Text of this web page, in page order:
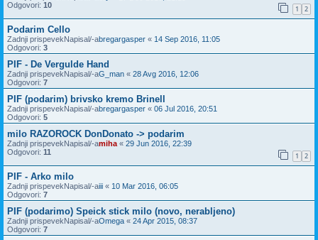
Odgovori: 10 1 2
Podarim Cello
Zadnji prispevekNapisal/-abregargasper « 14 Sep 2016, 11:05
Odgovori: 3
PIF - De Vergulde Hand
Zadnji prispevekNapisal/-aG_man « 28 Avg 2016, 12:06
Odgovori: 7
PIF (podarim) brivsko kremo Brinell
Zadnji prispevekNapisal/-abregargasper « 06 Jul 2016, 20:51
Odgovori: 5
milo RAZOROCK DonDonato -> podarim
Zadnji prispevekNapisal/-amiha « 29 Jun 2016, 22:39
Odgovori: 11 1 2
PIF - Arko milo
Zadnji prispevekNapisal/-aiii « 10 Mar 2016, 06:05
Odgovori: 7
PIF (podarimo) Speick stick milo (novo, nerabljeno)
Zadnji prispevekNapisal/-aOmega « 24 Apr 2015, 08:37
Odgovori: 7